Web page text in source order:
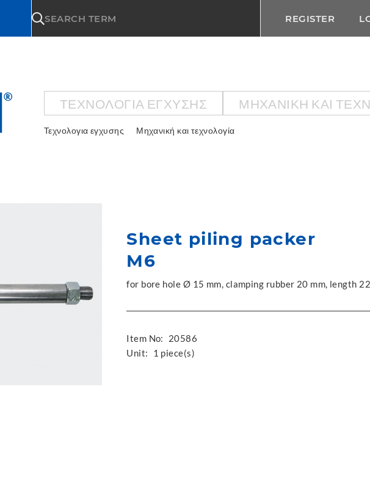
SEARCH TERM REGISTER
ΤΕΧΝΟΛΟΓΙΑ ΕΓΧΥΣΗΣ ΜΗΧΑΝΙΚΉ ΚΑΙ
Τεχνολογια εγχυσης Μηχανική και τεχνολογία
Sheet piling packer
M6
for bore hole Ø 15 mm, clamping rubber 20 mm, length
Item No:
20586
Unit:
1 piece(s)